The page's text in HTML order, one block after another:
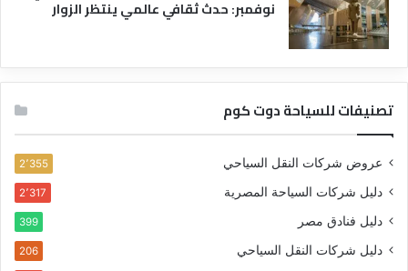
نوفمبر: حدث ثقافي عالمي ينتظر الزوار
تصنيفات للسياحة دوت كوم
عروض شركات النقل السياحي 2٬355
دليل شركات السياحة المصرية 2٬317
دليل فنادق مصر 399
دليل شركات النقل السياحي 206